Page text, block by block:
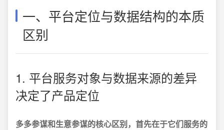
一、平台定位与数据结构的本质
区别
1. 平台服务对象与数据来源的差异
决定了产品定位
多多参谋和生意参谋的核心区别，首先在于它们服务的